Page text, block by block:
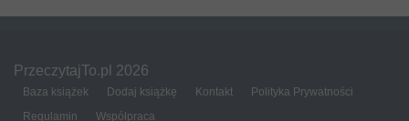
PrzeczytajTo.pl 2026
Baza książek Dodaj książkę Kontakt
Polityka Prywatności
Regulamin
Współpraca